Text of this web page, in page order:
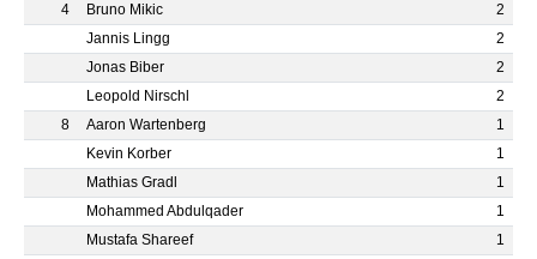
4
Bruno Mikic
2
Jannis Lingg
2
Jonas Biber
2
Leopold Nirschl
2
8
Aaron Wartenberg
1
Kevin Korber
1
Mathias Gradl
1
Mohammed Abdulqader
1
Mustafa Shareef
1